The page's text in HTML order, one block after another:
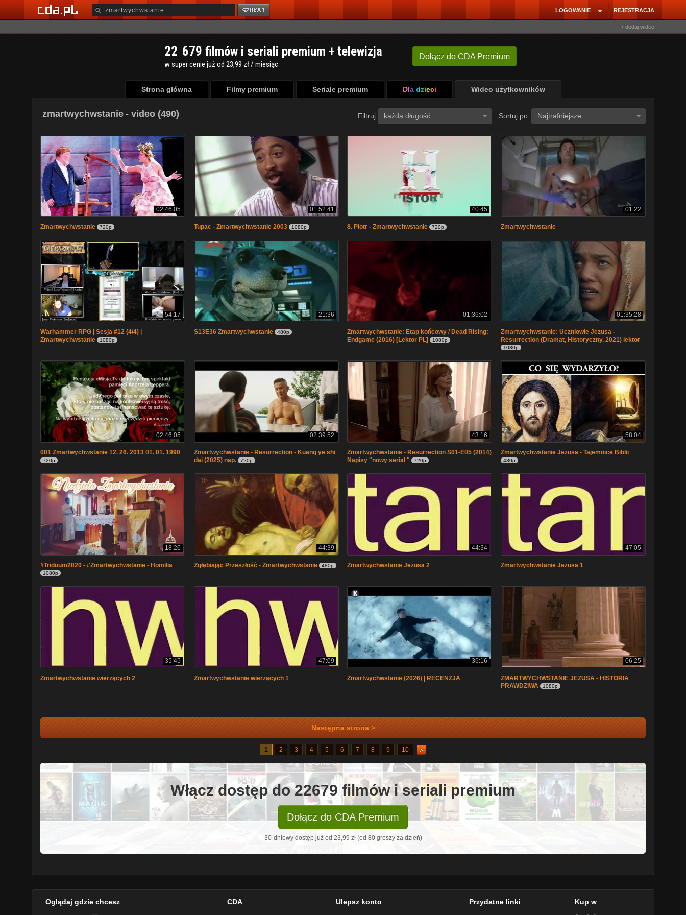
REJESTRACJA
LOGOWANIE
+ dodaj wideo
Dołącz do CDA Premium
22 679 filmów i seriali premium + telewizja
w super cenie już od 23,99 zł / miesiąc
Strona główna Filmy premium Seriale premium Dla dzieci Wideo użytkowników
zmartwychwstanie - video (490) Filtruj każda długość Sortuj po: Najtrafniejsze
02:46:05
Zmartwychwstanie 720p
01:52:41
Tupac - Zmartwychwstanie 2003 1080p
40:45
8. Piotr - Zmartwychwstanie 720p
01:22
Zmartwychwstanie
54:17
Warhammer RPG | Sesja #12 (4/4) |
Zmartwychwstanie
1080p
21:36
S13E36 Zmartwychwstanie 480p
01:36:02
Zmartwychwstanie: Etap końcowy / Dead Rising:
Endgame (2016) [Lektor PL]
1080p
01:35:28
Zmartwychwstanie: Uczniowie Jezusa -
Resurrection (Dramat, Historyczny, 2021) lektor
1080p
02:46:05
001 Zmartwychwstanie 12. 26. 2013 01. 01. 1990
720p
02:39:52
Zmartwychwstanie - Resurrection - Kuang ye shi
dai (2025) nap.
720p
43:16
Zmartwychwstanie - Resurrection S01-E05 (2014)
Napisy "nowy serial "
720p
58:04
Zmartwychwstanie Jezusa - Tajemnice Biblii
480p
18:26
#Triduum2020 - #Zmartwychwstanie - Homilia
1080p
44:39
Zgłębiając Przeszłość - Zmartwychwstanie 480p
44:34
Zmartwychwstanie Jezusa 2
47:05
Zmartwychwstanie Jezusa 1
35:45
Zmartwychwstanie wierzących 2
47:09
Zmartwychwstanie wierzących 1
36:16
Zmartwychwstanie (2026) | RECENZJA
06:25
ZMARTWYCHWSTANIE JEZUSA - HISTORIA
PRAWDZIWA
1080p
Następna strona >
1 2 3 4 5 6 7 8 9 10
Włącz dostęp do 22679 filmów i seriali premium
Dołącz do CDA Premium
30-dniowy dostęp już od 23,99 zł (od 80 groszy za dzień)
Oglądaj gdzie chcesz CDA Ulepsz konto Przydatne linki Kup w